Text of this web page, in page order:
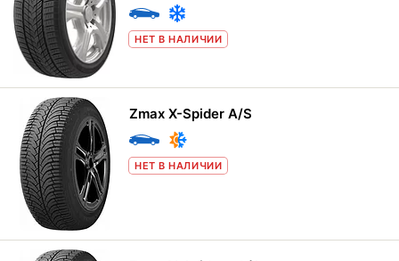
НЕТ В НАЛИЧИИ
Zmax X-Spider A/S
НЕТ В НАЛИЧИИ